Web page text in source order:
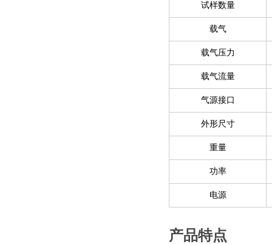
试样数量
载气
载气压力
载气流量
气源接口
外形尺寸
重量
功率
电源
产品特点